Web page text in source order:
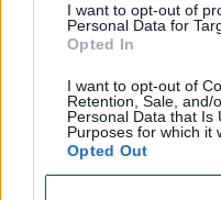
I want to opt-out of
Personal Data for
Opted In
I want to opt-out of
Retention, Sale, and/
Personal Data that Is
Purposes for which it
Opted Out
opiáceos.
Constancia laboral
antigüedad, sueldo
comprobante de
Comprobante de
meses de